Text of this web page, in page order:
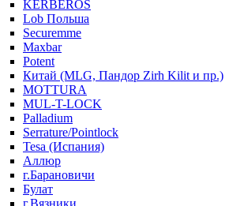
KERBEROS
Lob Польша
Securemme
Maxbar
Potent
Китай (MLG, Пандор Zirh Kilit и пр.)
MOTTURA
MUL-T-LOCK
Palladium
Serrature/Pointlock
Tesa (Испания)
Аллюр
г.Барановичи
Булат
г.Вязники